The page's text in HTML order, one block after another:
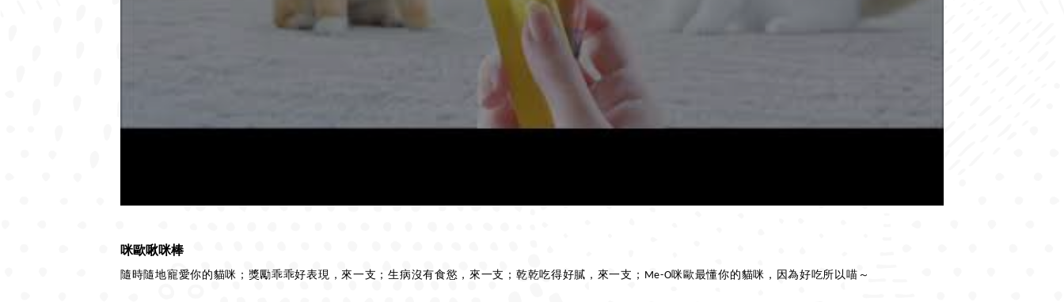
咪歐啾咪棒
隨時隨地寵愛你的貓咪；獎勵乖乖好表現，來一支；生病沒有食慾，來一支；乾乾吃得好膩，來一支；Me-O咪歐最懂你的貓咪，因為好吃所以喵～